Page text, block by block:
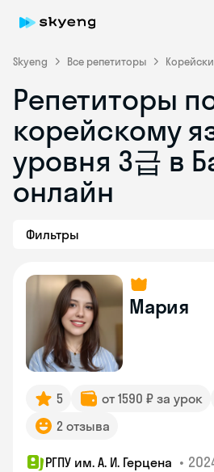
Skyeng Все репетиторы
Репетиторы
корейскому
уровня 3급 в
онлайн
Фильтры
Мария
5 от 1590 ₽ за урок
2 отзыва
РГПУ им. А. И. Герцена •
Skyeng Chat